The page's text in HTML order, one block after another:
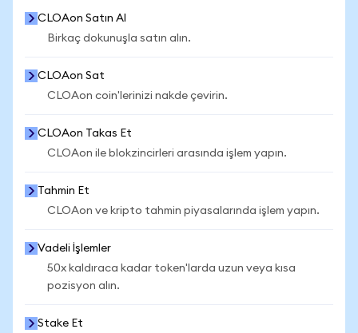
CLOAon Satın Al
Birkaç dokunuşla satın alın.
CLOAon Sat
CLOAon coin'lerinizi nakde çevirin.
CLOAon Takas Et
CLOAon ile blokzincirleri arasında işlem yapın.
Tahmin Et
CLOAon ve kripto tahmin piyasalarında işlem yapın.
Vadeli İşlemler
50x kaldıraca kadar token'larda uzun veya kısa
pozisyon alın.
Stake Et